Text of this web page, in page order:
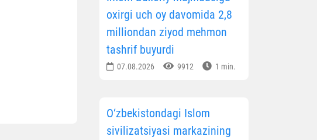
oxirgi uch oy davomida 2,8
milliondan ziyod mehmon
tashrif buyurdi
07.08.2026 9912 1 min.
O‘zbekistondagi Islom
sivilizatsiyasi markazining